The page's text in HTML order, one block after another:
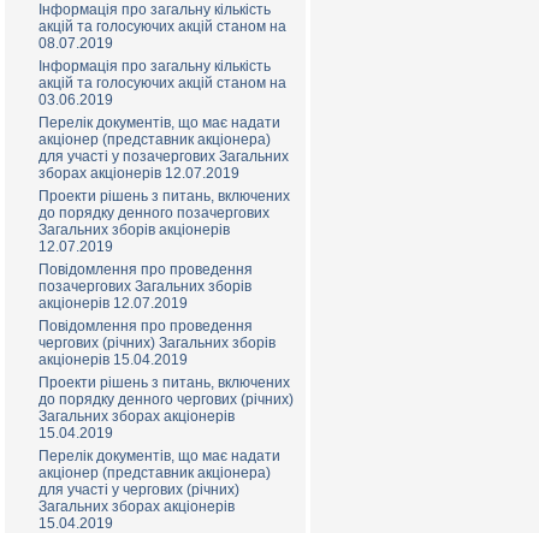
Інформація про загальну кількість
акцій та голосуючих акцій станом на
08.07.2019
Інформація про загальну кількість
акцій та голосуючих акцій станом на
03.06.2019
Перелік документів, що має надати
акціонер (представник акціонера)
для участі у позачергових Загальних
зборах акціонерів 12.07.2019
Проекти рішень з питань, включених
до порядку денного позачергових
Загальних зборів акціонерів
12.07.2019
Повідомлення про проведення
позачергових Загальних зборів
акціонерів 12.07.2019
Повідомлення про проведення
чергових (річних) Загальних зборів
акціонерів 15.04.2019
Проекти рішень з питань, включених
до порядку денного чергових (річних)
Загальних зборах акціонерів
15.04.2019
Перелік документів, що має надати
акціонер (представник акціонера)
для участі у чергових (річних)
Загальних зборах акціонерів
15.04.2019